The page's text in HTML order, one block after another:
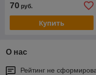
70 руб.
Купить
О нас
Рейтинг не